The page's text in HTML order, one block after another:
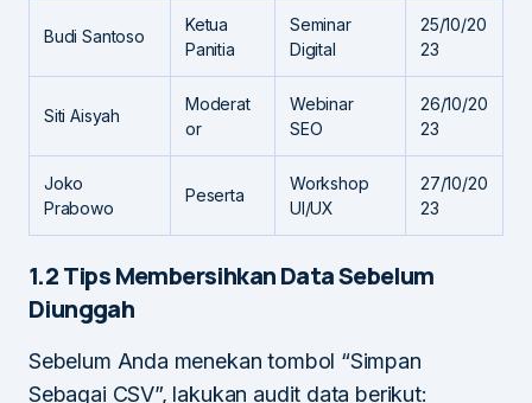
Budi Santoso
Ketua
Panitia
Seminar
Digital
25/10/20
23
Siti Aisyah
Moderat
or
Webinar
SEO
26/10/20
23
Joko
Prabowo
Peserta
Workshop
UI/UX
27/10/20
23
1.2 Tips Membersihkan Data Sebelum
Diunggah
Sebelum Anda menekan tombol “Simpan
Sebagai CSV”, lakukan audit data berikut: